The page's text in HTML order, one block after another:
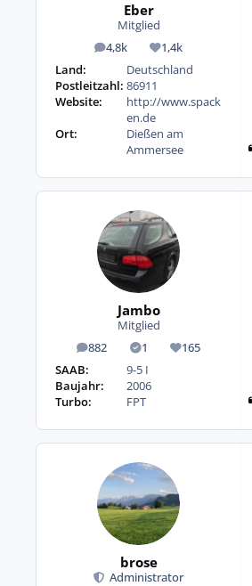
Eber
Mitglied
4,8k
Beiträge 1,4k
Reputation
Land:
Deutschland
Postleitzahl: 86911
Website:
http://www.spack
en.de
Ort:
Dießen am
Ammersee
Jambo
Mitglied
882
Beiträge 1
Lösungen165
Reputation
SAAB:
9-5 I
Baujahr:
2006
Turbo:
FPT
brose
Administrator